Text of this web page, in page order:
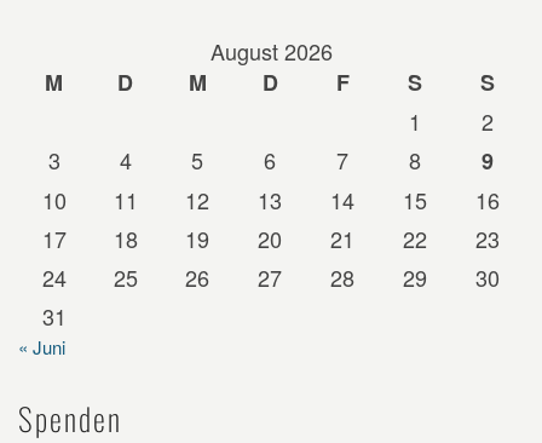
August 2026
M
D M D F S
S
1
2
3
4 5 6 7 8
9
10
11 12 13 14 15
16
17
18 19 20 21 22
23
24
25 26 27 28 29
30
31
« Juni
Spenden